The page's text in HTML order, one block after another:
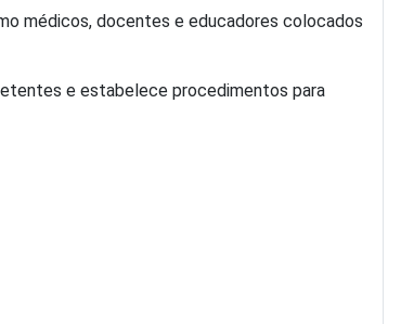
médicos, docentes e educadores colocados
e estabelece procedimentos para